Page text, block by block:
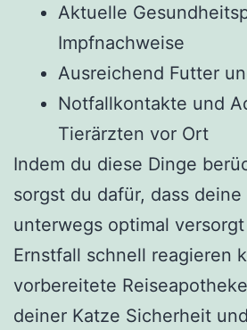
Aktuelle
Impfnachweise
Ausreichend Futter
Notfallkontakte und
Tierärzten vor Ort
Indem du diese Dinge
sorgst du dafür, dass
unterwegs optimal
Ernstfall schnell reagieren
vorbereitete
deiner Katze Sicherheit